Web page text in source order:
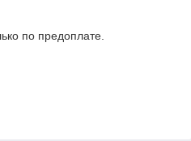
по предоплате.